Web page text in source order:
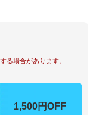
る場合があります。
1,500円OFF